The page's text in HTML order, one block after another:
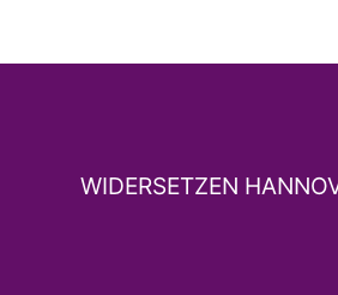
WIDERSETZEN